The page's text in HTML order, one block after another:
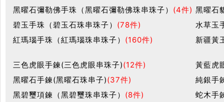
黑曜石彌勒佛手珠（黑曜石彌勒佛珠串珠子） (4件) 黑曜石
碧玉手珠（碧玉石珠串珠子） (78件)
水草玉
紅瑪瑙手珠（紅瑪瑙珠串珠子） (160件) 新疆黃
三色虎眼手鍊(三色虎眼串珠子)(12件)
黃藍虎
黑曜石手鍊(黑曜石珠串子)(37件)
純銀手
黑碧璽項鍊（黑碧璽珠串珠子） (8件) 蛇木手